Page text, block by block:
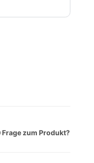
Frage zum Produkt?